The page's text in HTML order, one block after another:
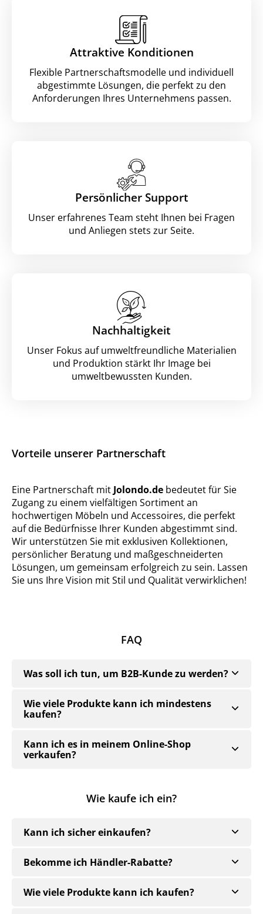
Attraktive Konditionen
Flexible Partnerschaftsmodelle und individuell
abgestimmte Lösungen, die perfekt zu den
Anforderungen Ihres Unternehmens passen.
Persönlicher Support
Unser erfahrenes Team steht Ihnen bei Fragen
und Anliegen stets zur Seite.
Nachhaltigkeit
Unser Fokus auf umweltfreundliche Materialien
und Produktion stärkt Ihr Image bei
umweltbewussten Kunden.
Vorteile unserer Partnerschaft
Eine Partnerschaft mit Jolondo.de bedeutet für Sie
Zugang zu einem vielfältigen Sortiment an
hochwertigen Möbeln und Accessoires, die perfekt
auf die Bedürfnisse Ihrer Kunden abgestimmt sind.
Wir unterstützen Sie mit exklusiven Kollektionen,
persönlicher Beratung und maßgeschneiderten
Lösungen, um gemeinsam erfolgreich zu sein. Lassen
Sie uns Ihre Vision mit Stil und Qualität verwirklichen!
FAQ
Was soll ich tun, um B2B-Kunde zu werden?
Wie viele Produkte kann ich mindestens
kaufen?
Kann ich es in meinem Online-Shop
verkaufen?
Wie kaufe ich ein?
Kann ich sicher einkaufen?
Bekomme ich Händler-Rabatte?
Wie viele Produkte kann ich kaufen?